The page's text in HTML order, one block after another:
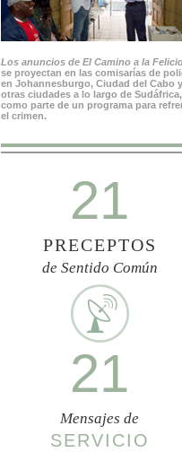
Los anuncios de El Camino a la
se proyectan en las comisarías de
en Johannesburgo, Ciudad del Cabo y
otras ciudades a lo largo de Sudáfrica,
como parte de un programa para
el crimen.
21
PRECEPTOS
de Sentido Común
21
Mensajes de
SERVICIO